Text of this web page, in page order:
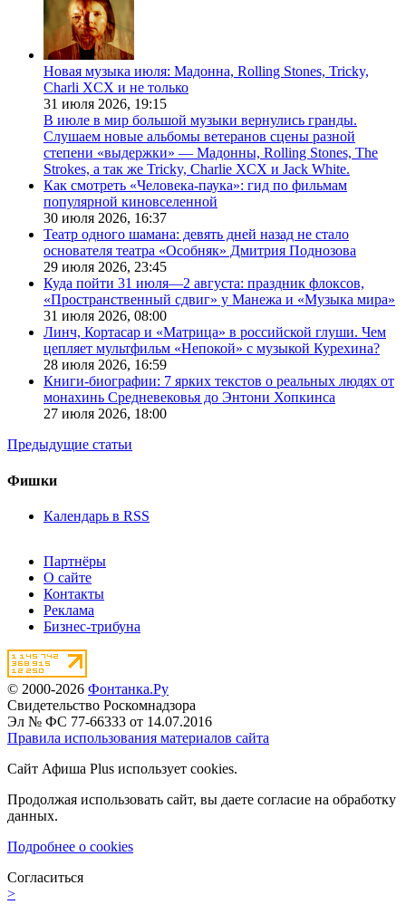
Новая музыка июля: Мадонна, Rolling Stones, Tricky,
Charli XCX и не только
31 июля 2026, 19:15
В июле в мир большой музыки вернулись гранды.
Слушаем новые альбомы ветеранов сцены разной
степени «выдержки» — Мадонны, Rolling Stones, The
Strokes, а так же Tricky, Charlie XCX и Jack White.
Как смотреть «Человека-паука»: гид по фильмам
популярной киновселенной
30 июля 2026, 16:37
Театр одного шамана: девять дней назад не стало
основателя театра «Особняк» Дмитрия Поднозова
29 июля 2026, 23:45
Куда пойти 31 июля—2 августа: праздник флоксов,
«Пространственный сдвиг» у Манежа и «Музыка мира»
31 июля 2026, 08:00
Линч, Кортасар и «Матрица» в российской глуши. Чем
цепляет мультфильм «Непокой» с музыкой Курехина?
28 июля 2026, 16:59
Книги-биографии: 7 ярких текстов о реальных людях от
монахинь Средневековья до Энтони Хопкинса
27 июля 2026, 18:00
Предыдущие статьи
Фишки
Календарь в RSS
Партнёры
О сайте
Контакты
Реклама
Бизнес-трибуна
© 2000-2026 Фонтанка.Ру
Свидетельство Роскомнадзора
Эл № ФС 77-66333 от 14.07.2016
Правила использования материалов сайта
Сайт Афиша Plus использует cookies.
Продолжая использовать сайт, вы даете согласие на обработку
данных.
Подробнее о cookies
Согласиться
>